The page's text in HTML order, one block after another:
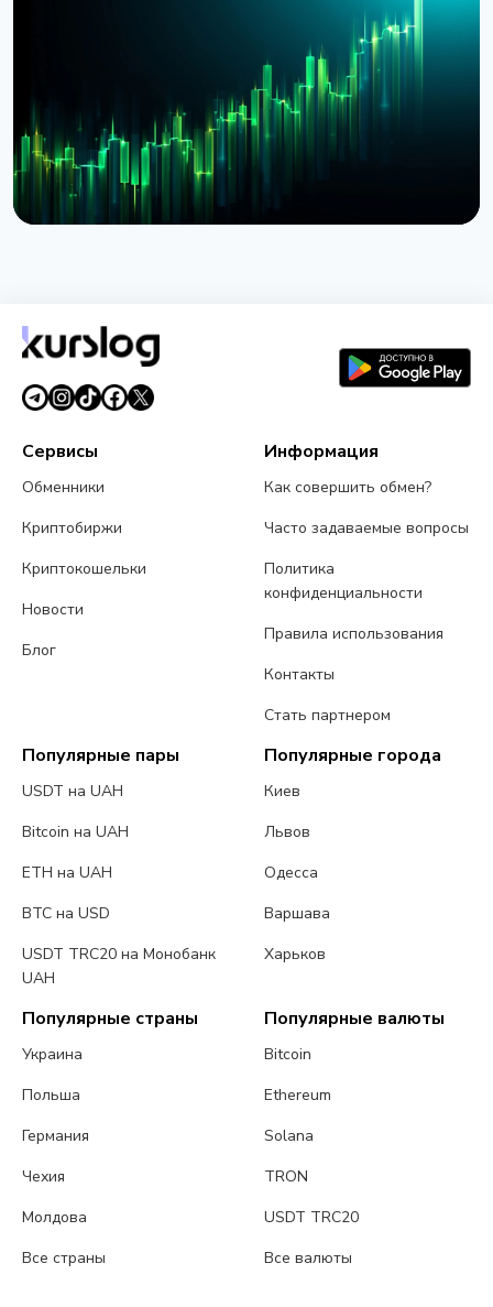
BlackRock токенизировал доступ к $311 млрд
денежных фондов Европы через Kinexys
3 августа 2026 г.5 мин чтения
Сервисы
Обменники
Криптобиржи
Криптокошельки
Новости
Блог
Информация
Как совершить обмен?
Часто задаваемые вопросы
Политика
конфиденциальности
Правила использования
Контакты
Стать партнером
Популярные пары
USDT на UAH
Bitcoin на UAH
ETH на UAH
BTC на USD
USDT TRC20 на Монобанк
UAH
Популярные города
Киев
Львов
Одесса
Варшава
Харьков
Популярные страны
Украина
Польша
Германия
Чехия
Молдова
Все страны
Популярные валюты
Bitcoin
Ethereum
Solana
TRON
USDT TRC20
Все валюты